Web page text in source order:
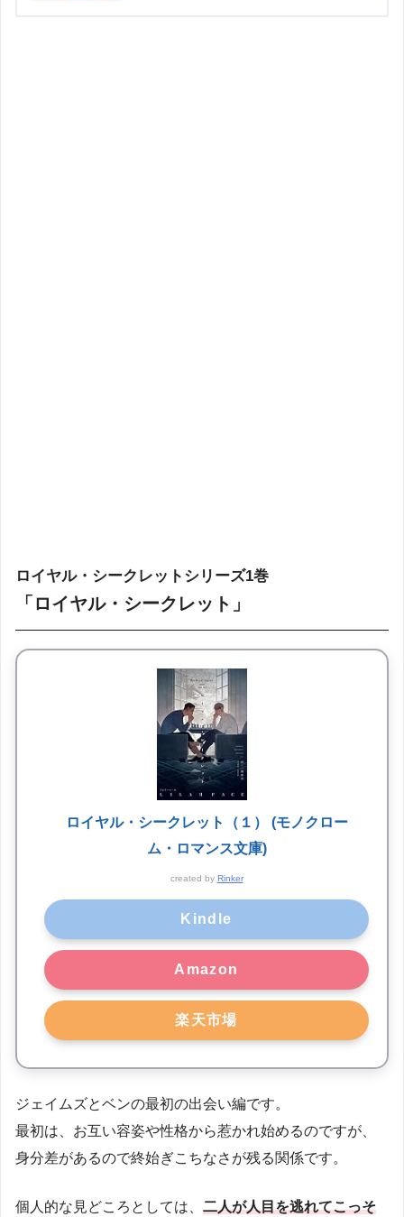
ロイヤル・シークレットシリーズ1巻
「ロイヤル・シークレット」
ロイヤル・シークレット（１） (モノクロー
ム・ロマンス文庫)
created by Rinker
Kindle
Amazon
楽天市場
ジェイムズとベンの最初の出会い編です。
最初は、お互い容姿や性格から惹かれ始めるのですが、
身分差があるので終始ぎこちなさが残る関係です。
個人的な見どころとしては、 二人が人目を逃れてこっそ